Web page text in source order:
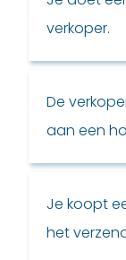
verkoper.
De
aan een
Je koopt
het